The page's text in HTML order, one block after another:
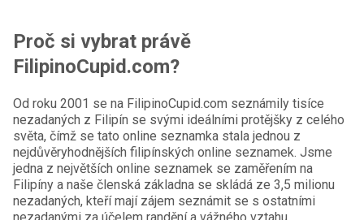
Proč si vybrat právě
FilipinoCupid.com?
Od roku 2001 se na FilipinoCupid.com seznámily tisíce
nezadaných z Filipín se svými ideálními protějšky z celého
světa, čímž se tato online seznamka stala jednou z
nejdůvěryhodnějších filipínských online seznamek. Jsme
jedna z největších online seznamek se zaměřením na
Filipíny a naše členská základna se skládá ze 3,5 milionu
nezadaných, kteří mají zájem seznámit se s ostatními